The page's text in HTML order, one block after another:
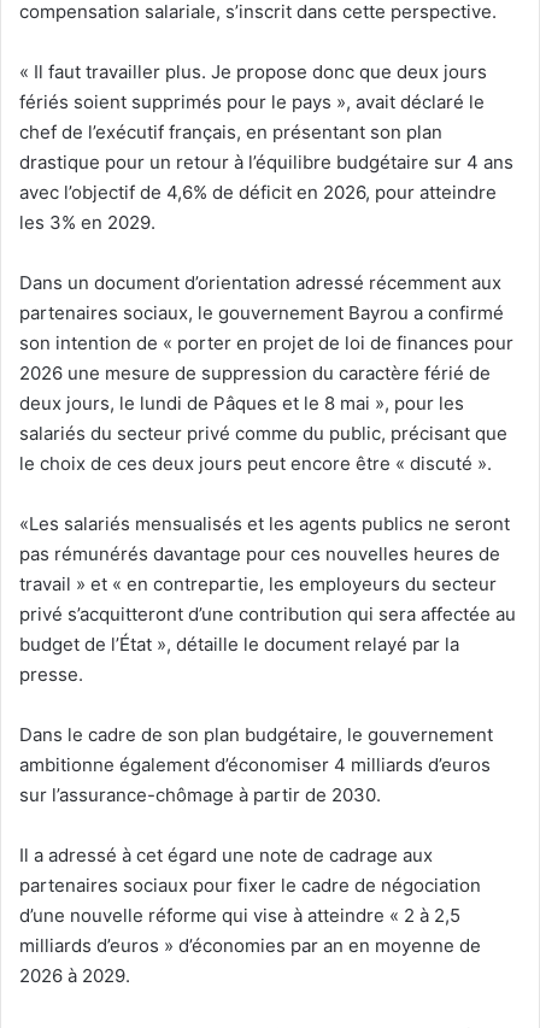
compensation salariale, s’inscrit dans cette perspective.
« Il faut travailler plus. Je propose donc que deux jours
fériés soient supprimés pour le pays », avait déclaré le
chef de l’exécutif français, en présentant son plan
drastique pour un retour à l’équilibre budgétaire sur 4 ans
avec l’objectif de 4,6% de déficit en 2026, pour atteindre
les 3% en 2029.
Dans un document d’orientation adressé récemment aux
partenaires sociaux, le gouvernement Bayrou a confirmé
son intention de « porter en projet de loi de finances pour
2026 une mesure de suppression du caractère férié de
deux jours, le lundi de Pâques et le 8 mai », pour les
salariés du secteur privé comme du public, précisant que
le choix de ces deux jours peut encore être « discuté ».
«Les salariés mensualisés et les agents publics ne seront
pas rémunérés davantage pour ces nouvelles heures de
travail » et « en contrepartie, les employeurs du secteur
privé s’acquitteront d’une contribution qui sera affectée au
budget de l’État », détaille le document relayé par la
presse.
Dans le cadre de son plan budgétaire, le gouvernement
ambitionne également d’économiser 4 milliards d’euros
sur l’assurance-chômage à partir de 2030.
Il a adressé à cet égard une note de cadrage aux
partenaires sociaux pour fixer le cadre de négociation
d’une nouvelle réforme qui vise à atteindre « 2 à 2,5
milliards d’euros » d’économies par an en moyenne de
2026 à 2029.